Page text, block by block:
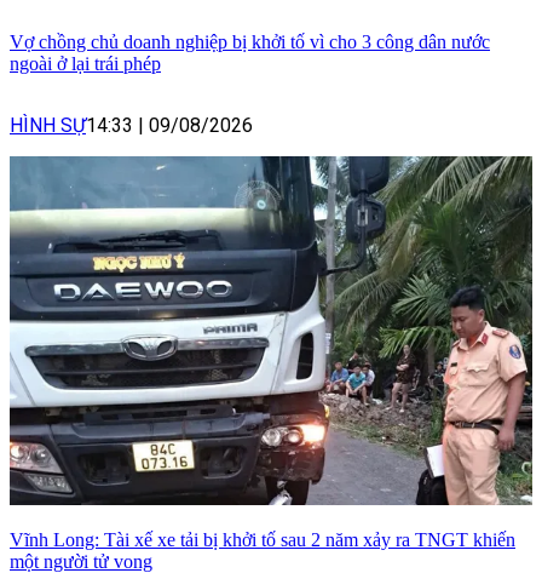
Vợ chồng chủ doanh nghiệp bị khởi tố vì cho 3 công dân nước
ngoài ở lại trái phép
HÌNH SỰ14:33 | 09/08/2026
Vĩnh Long: Tài xế xe tải bị khởi tố sau 2 năm xảy ra TNGT khiến
một người tử vong